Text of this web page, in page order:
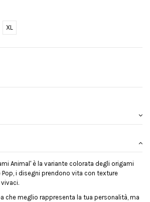
XL
Animal' è la variante colorata degli origami
Pop, i disegni prendono vita con texture
che meglio rappresenta la tua personalità, ma